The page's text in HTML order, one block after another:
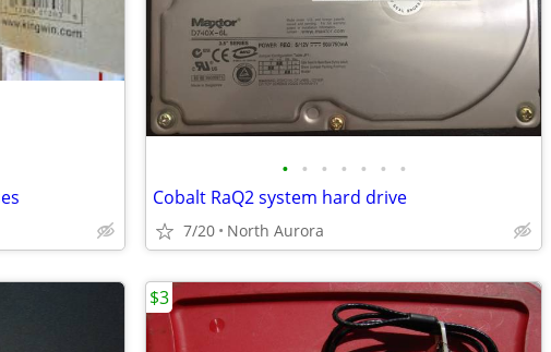
• • • • • • •
Cobalt RaQ2 system hard drive
7/20 North Aurora
$3